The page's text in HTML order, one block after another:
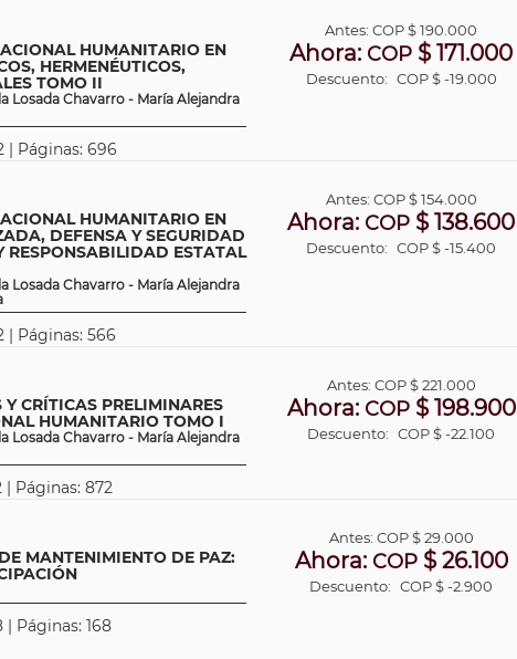
HUMANITARIO EN
HERMENÉUTICOS,
TOMO II
Losada Chavarro - María Alejandra
| Páginas: 696
Antes:COP$ 190.000
Ahora: COP $ 171.000
Descuento: COP $ -19.000
HUMANITARIO EN
DEFENSA Y SEGURIDAD
RESPONSABILIDAD ESTATAL
Losada Chavarro - María Alejandra
| Páginas: 566
Antes: COP$ 154.000
Ahora: COP $ 138.600
Descuento: COP $ -15.400
CRÍTICAS PRELIMINARES
HUMANITARIO TOMO I
Losada Chavarro - María Alejandra
| Páginas: 872
Antes: COP$ 221.000
Ahora: COP$ 198.900
Descuento: COP $ -22.100
MANTENIMIENTO DE PAZ:
| Páginas: 168
Antes: COP$ 29.000
Ahora: COP$ 26.100
Descuento: COP $ -2.900